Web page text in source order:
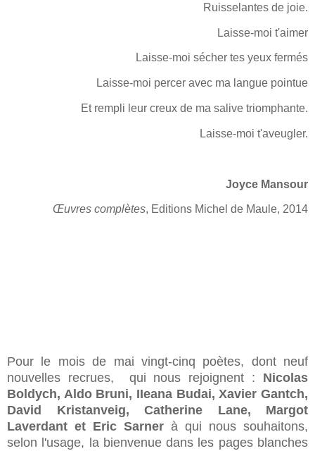
Ruisselantes de joie.
Laisse-moi t'aimer
Laisse-moi sécher tes yeux fermés
Laisse-moi percer avec ma langue pointue
Et rempli leur creux de ma salive triomphante.
Laisse-moi t'aveugler.
Joyce Mansour
Œuvres complètes, Editions Michel de Maule, 2014
Pour le mois de mai vingt-cinq poètes, dont neuf
nouvelles recrues, qui nous rejoignent :
Nicolas
Boldych, Aldo Bruni, IIeana Budai, Xavier Gantch,
David Kristanveig, Catherine Lane, Margot
Laverdant et Eric Sarner à qui nous souhaitons,
selon l'usage, la bienvenue dans les pages blanches